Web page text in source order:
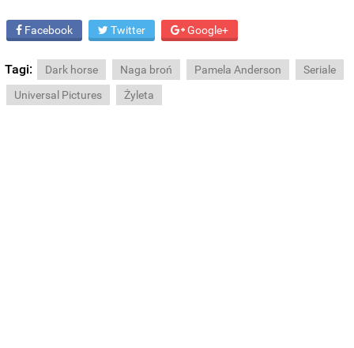
Facebook Twitter Google+
Tagi: Dark horse Naga broń Pamela Anderson
Seriale
Universal Pictures
Żyleta